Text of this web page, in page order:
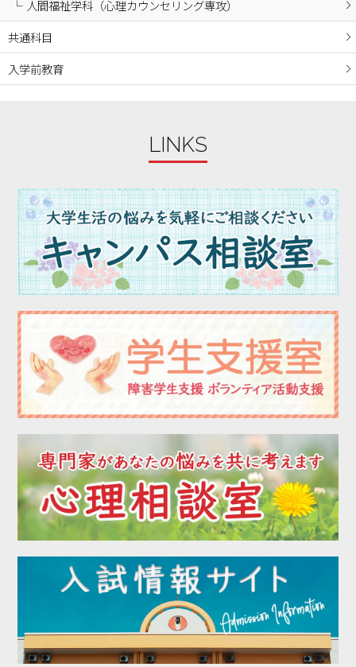
2023年11月
2023年10月
2023年09月
2023年08月
2023年03月
2023年02月
2023年01月
2022年12月
2022年09月
2022年08月
2022年05月
2022年04月
2022年03月
2022年02月
2021年12月
2021年09月
人間福祉学科（心理カウンセリング専攻）
共通科目
入学前教育
LINKS